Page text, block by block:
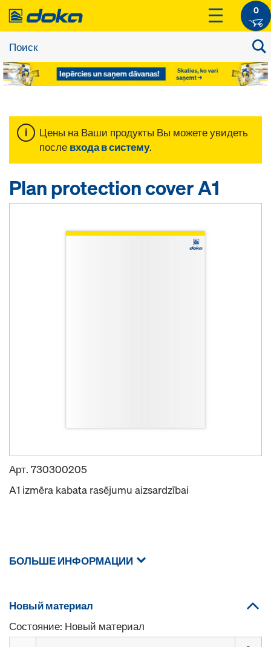
0
Цены на Ваши продукты Вы можете увидеть
после входа в систему.
Plan protection cover A1
Арт. 730300205
A1 izmēra kabata rasējumu aizsardzībai
БОЛЬШЕ ИНФОРМАЦИИ
Новый материал
Состояние: Новый материал